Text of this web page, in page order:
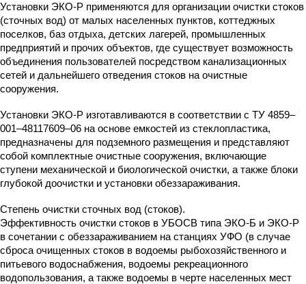
Установки ЭКО-Р применяются для организации очистки стоков
(сточных вод) от малых населенных пунктов, коттеджных
поселков, баз отдыха, детских лагерей, промышленных
предприятий и прочих объектов, где существует возможность
объединения пользователей посредством канализационных
сетей и дальнейшего отведения стоков на очистные
сооружения.
Установки ЭКО-Р изготавливаются в соответствии с ТУ 4859–
001–48117609–06 на основе емкостей из стеклопластика,
предназначены для подземного размещения и представляют
собой комплектные очистные сооружения, включающие
ступени механической и биологической очистки, а также блоки
глубокой доочистки и установки обеззараживания.
Степень очистки сточных вод (стоков).
Эффективность очистки стоков в УБОСВ типа ЭКО-Б и ЭКО-Р
в сочетании с обеззараживанием на станциях УФО (в случае
сброса очищенных стоков в водоемы рыбохозяйственного и
питьевого водоснабжения, водоемы рекреационного
водопользования, а также водоемы в черте населенных мест